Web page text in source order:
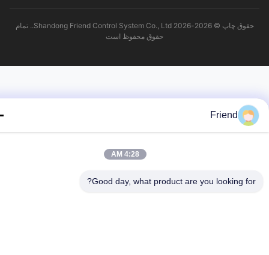
حقوق چاپ © 2026-2026 Shandong Friend Control System Co., Ltd.. تمام
حقوق محفوظ است
Friend
4:28 AM
Good day, what product are you looking